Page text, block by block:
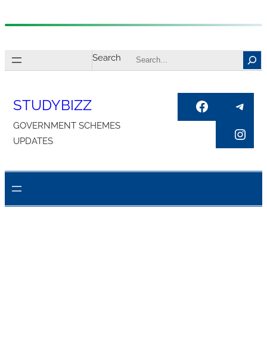
to
Search
STUDYBIZZ
GOVERNMENT SCHEMES
UPDATES
Facebook